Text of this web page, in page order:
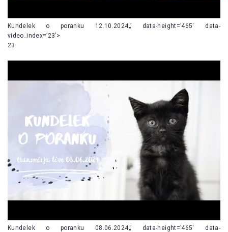
Kundelek o poranku 12.10.2024„’ data-height=’465′ data-
video_index=’23’>
23
Kundelek o poranku 08.06.2024„’ data-height=’465′ data-